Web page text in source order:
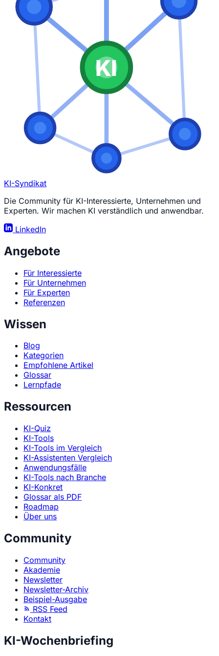
KI
KI-Syndikat
Die Community für KI-Interessierte, Unternehmen und
Experten. Wir machen KI verständlich und anwendbar.
LinkedIn
Angebote
Für Interessierte
Für Unternehmen
Für Experten
Referenzen
Wissen
Blog
Kategorien
Empfohlene Artikel
Glossar
Lernpfade
Ressourcen
KI-Quiz
KI-Tools
KI-Tools im Vergleich
KI-Assistenten Vergleich
Anwendungsfälle
KI-Tools nach Branche
KI-Konkret
Glossar als PDF
Roadmap
Über uns
Community
Community
Akademie
Newsletter
Newsletter-Archiv
Beispiel-Ausgabe
RSS Feed
Kontakt
KI-Wochenbriefing